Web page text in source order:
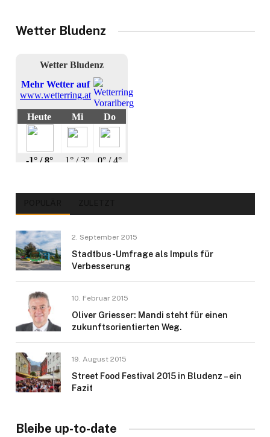
Wetter Bludenz
2. September 2015
Stadtbus-Umfrage als Impuls für
Verbesserung
10. Februar 2015
Oliver Griesser: Mandi steht für einen
zukunftsorientierten Weg.
19. August 2015
Street Food Festival 2015 in Bludenz – ein
Fazit
Bleibe up-to-date